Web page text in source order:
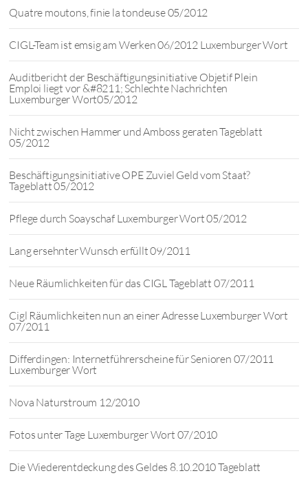
Quatre moutons, finie la tondeuse 05/2012
CIGL-Team ist emsig am Werken 06/2012 Luxemburger Wort
Auditbericht der Beschäftigungsinitiative Objetif Plein
Emploi liegt vor &#8211; Schlechte Nachrichten
Luxemburger Wort05/2012
Nicht zwischen Hammer und Amboss geraten Tageblatt
05/2012
Beschäftigungsinitiative OPE Zuviel Geld vom Staat?
Tageblatt 05/2012
Pflege durch Soayschaf Luxemburger Wort 05/2012
Lang ersehnter Wunsch erfüllt 09/2011
Neue Räumlichkeiten für das CIGL Tageblatt 07/2011
Cigl Räumlichkeiten nun an einer Adresse Luxemburger Wort
07/2011
Differdingen: Internetführerscheine für Senioren 07/2011
Luxemburger Wort
Nova Naturstroum 12/2010
Fotos unter Tage Luxemburger Wort 07/2010
Die Wiederentdeckung des Geldes 8.10.2010 Tageblatt